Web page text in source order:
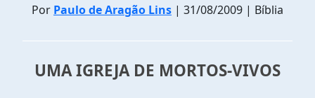
Por Paulo de Aragão Lins | 31/08/2009 | Bíblia
UMA IGREJA DE MORTOS-VIVOS